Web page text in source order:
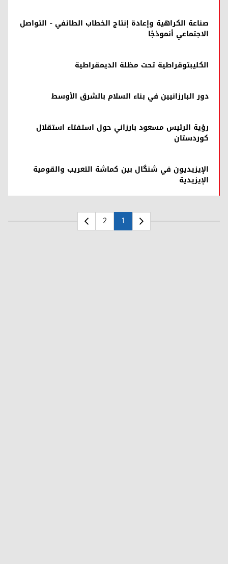
صناعة الكراهية وإعادة إنتاج الخطاب الطائفي - التواصل
الاجتماعي أنموذجًا
الكليبتوقراطية تحت مظلة الديمقراطية
دور البارزانيين في بناء السلام بالشرق الأوسط
رؤية الرئيس مسعود بارزاني حول استفتاء استقلال
كوردستان
الإيزيديون في شنگال بين كماشة التعريب والقومية
الإيزيدية
1
2